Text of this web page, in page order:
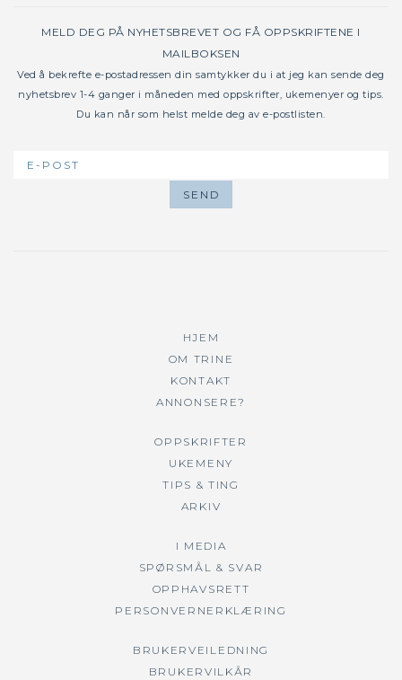
MELD DEG PÅ NYHETSBREVET OG FÅ OPPSKRIFTENE I
MAILBOKSEN
Ved å bekrefte e-postadressen din samtykker du i at jeg kan sende deg
nyhetsbrev 1-4 ganger i måneden med oppskrifter, ukemenyer og tips.
Du kan når som helst melde deg av e-postlisten.
HJEM
OM TRINE
KONTAKT
ANNONSERE?
OPPSKRIFTER
UKEMENY
TIPS & TING
ARKIV
I MEDIA
SPØRSMÅL & SVAR
OPPHAVSRETT
PERSONVERNERKLÆRING
BRUKERVEILEDNING
BRUKERVILKÅR